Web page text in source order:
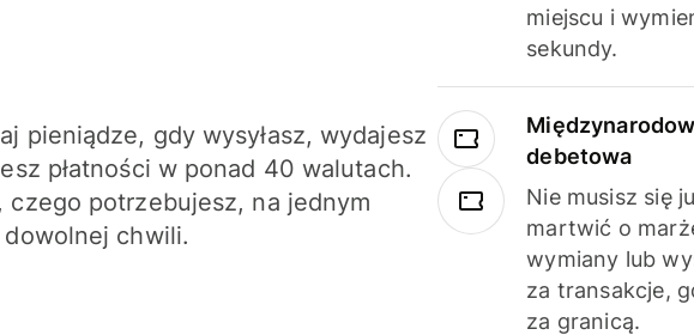
pieniądze, gdy wysyłasz, wydajesz
płatności w ponad 40 walutach.
czego potrzebujesz, na jednym
chwili.
miejscu i
sekundy.
debetowa
Nie musisz się
martwić o
wymiany lub
za transakcje,
za granicą.